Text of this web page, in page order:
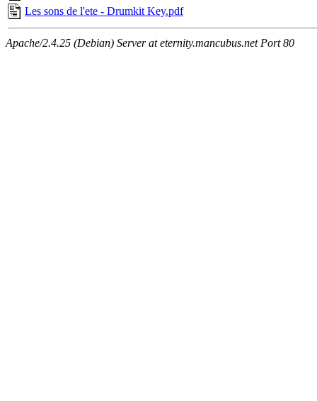
Les sons de l'ete - Drumkit Key.pdf
Apache/2.4.25 (Debian) Server at eternity.mancubus.net Port 80